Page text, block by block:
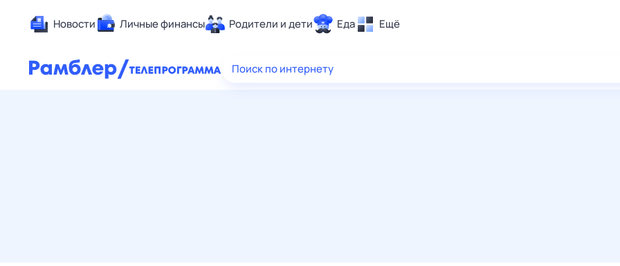
Новости Личные финансы Родители и дети Еда Ещё
Здоровье
Поиск по интернету